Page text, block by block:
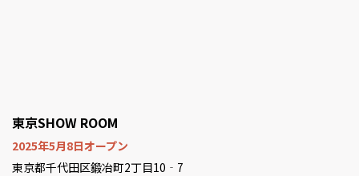
東京SHOW ROOM
2025年5月8日オープン
東京都千代田区鍛冶町2丁目10‐7